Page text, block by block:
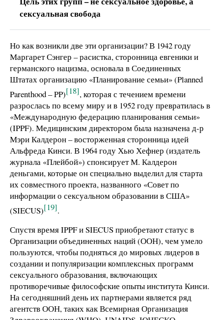
сексуальная свобода
Но как возникли две эти организации? В 1942 году
Маргарет Сэнгер – расистка, сторонница евгеники и
германского нацизма, основала в Соединенных
Штатах организацию «Планирование семьи» (Planned
Parenthood – PP)[18], которая с течением времени
разрослась по всему миру и в 1952 году превратилась в
«Международную федерацию планирования семьи»
(IPPF). Медицинским директором была назначена д-р
Мэри Калдерон – восторженная сторонница идей
Альфреда Кинси. В 1964 году Хью Хефнер (издатель
журнала «Плейбой») спонсирует М. Калдерон
деньгами, которые он специально выделил для старта
их совместного проекта, названного «Совет по
информации о сексуальном образовании в США»
(SIECUS)[19].
Спустя время IPPF и SIECUS приобретают статус в
Организации объединенных наций (ООН), чем умело
пользуются, чтобы подняться до мировых лидеров в
создании и популяризации комплексных программ
сексуального образования, включающих
противоречивые философские опыты института Кинси.
На сегодняшний день их партнерами является ряд
агентств ООН, таких как Всемирная Организация